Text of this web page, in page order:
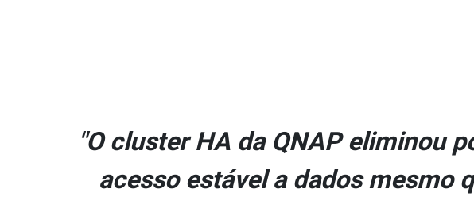
"O cluster HA da QNAP eliminou
acesso estável a dados mesmo